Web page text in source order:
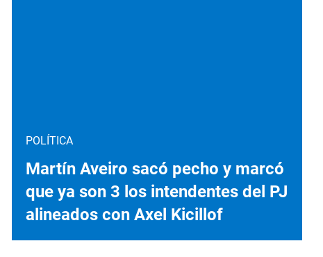
POLÍTICA
Martín Aveiro sacó pecho y marcó
que ya son 3 los intendentes del PJ
alineados con Axel Kicillof